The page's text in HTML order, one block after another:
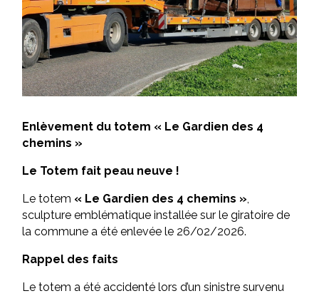
Enlèvement du totem « Le Gardien des 4
chemins »
Le Totem fait peau neuve !
Le totem « Le Gardien des 4 chemins »,
sculpture emblématique installée sur le giratoire de
la commune a été enlevée le 26/02/2026.
Rappel des faits
Le totem a été accidenté lors d’un sinistre survenu